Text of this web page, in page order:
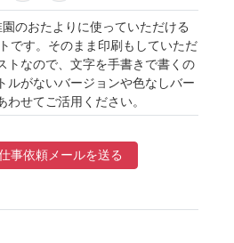
くま 風船
じさい くも 虹
ぼうず 雨合羽
向け 手描き
い かわいい
スだより 園だより
のおたよりに使っていただける
です。そのまま印刷もしていただ
トなので、文字を手書きで書くの
ルがないバージョンや色なしバー
せてご活用ください。
事依頼メールを送る